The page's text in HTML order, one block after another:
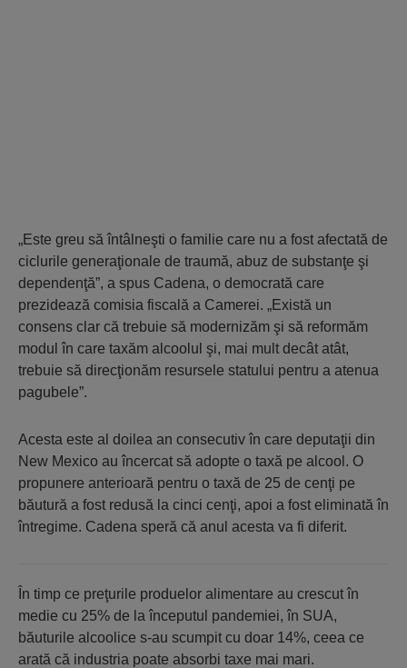
„Este greu să întâlneşti o familie care nu a fost afectată de
ciclurile generaţionale de traumă, abuz de substanţe şi
dependenţă”, a spus Cadena, o democrată care
prezidează comisia fiscală a Camerei. „Există un
consens clar că trebuie să modernizăm şi să reformăm
modul în care taxăm alcoolul şi, mai mult decât atât,
trebuie să direcţionăm resursele statului pentru a atenua
pagubele”.
Acesta este al doilea an consecutiv în care deputaţii din
New Mexico au încercat să adopte o taxă pe alcool. O
propunere anterioară pentru o taxă de 25 de cenţi pe
băutură a fost redusă la cinci cenţi, apoi a fost eliminată în
întregime. Cadena speră că anul acesta va fi diferit.
În timp ce preţurile produelor alimentare au crescut în
medie cu 25% de la începutul pandemiei, în SUA,
băuturile alcoolice s-au scumpit cu doar 14%, ceea ce
arată că industria poate absorbi taxe mai mari.